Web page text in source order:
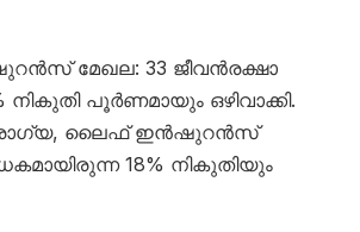
മേഖല: 33 ജീവൻരക്ഷാ
പൂർണമായും ഒഴിവാക്കി.
ലൈഫ് ഇൻഷുറൻസ്
18% നികുതിയും